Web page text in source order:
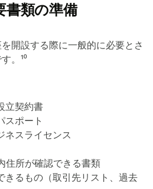
書類の準備
開設する際に一般的に必要とさ
。¹⁰
立契約書
スポート
ネスライセンス
住所が確認できる書類
きるもの（取引先リスト、過去